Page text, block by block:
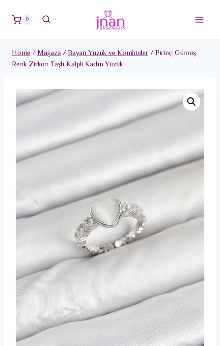
0
Home/Mağaza/Bayan Yüzük ve Kombinler/Pirinç Gümüş
Renk Zirkon Taşlı Kalpli Kadın Yüzük